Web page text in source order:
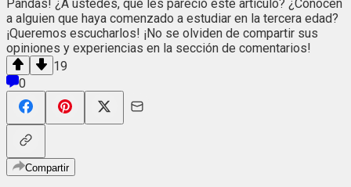
Pandas! ¿A ustedes, qué les pareció este artículo? ¿Conocen
a alguien que haya comenzado a estudiar en la tercera edad?
¡Queremos escucharlos! ¡No se olviden de compartir sus
opiniones y experiencias en la sección de comentarios!
19
0
Compartir